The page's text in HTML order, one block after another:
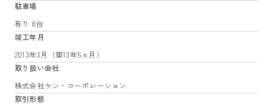
駐車場
有り 8台
竣工年月
2013年3月（築13年5ヵ月）
取り扱い会社
株式会社ケン・コーポレーション
取引形態